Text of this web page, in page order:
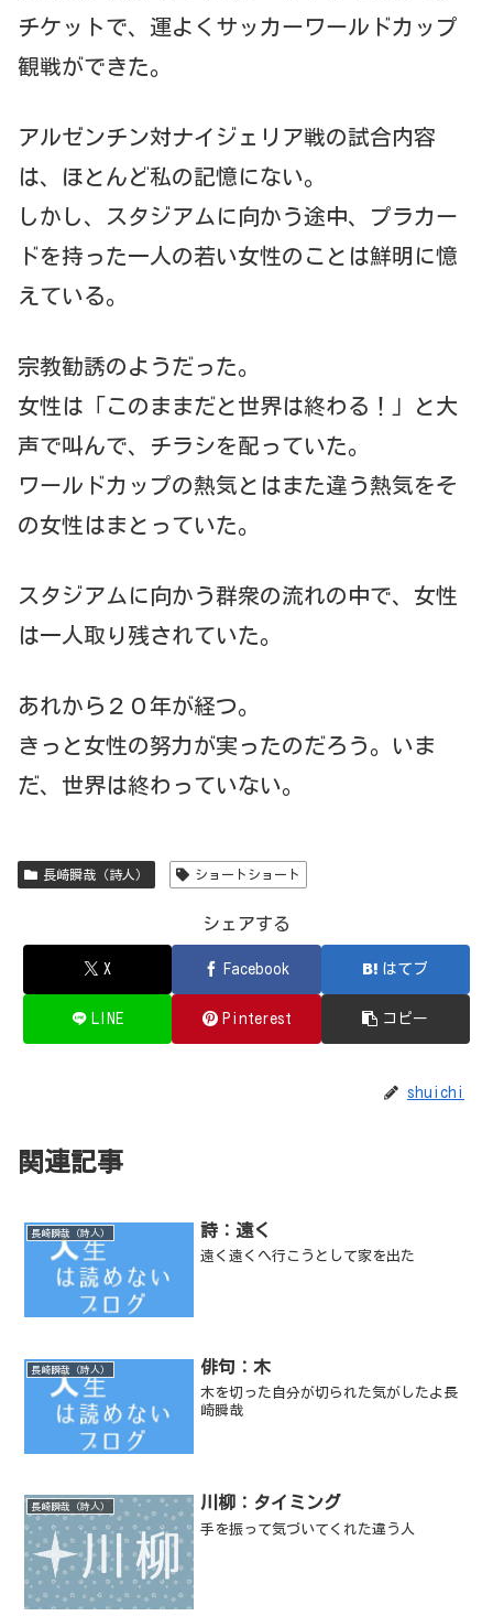
チケットで、運よくサッカーワールドカップ
観戦ができた。
アルゼンチン対ナイジェリア戦の試合内容
は、ほとんど私の記憶にない。
しかし、スタジアムに向かう途中、プラカー
ドを持った一人の若い女性のことは鮮明に憶
えている。
宗教勧誘のようだった。
女性は「このままだと世界は終わる！」と大
声で叫んで、チラシを配っていた。
ワールドカップの熱気とはまた違う熱気をそ
の女性はまとっていた。
スタジアムに向かう群衆の流れの中で、女性
は一人取り残されていた。
あれから２０年が経つ。
きっと女性の努力が実ったのだろう。いま
だ、世界は終わっていない。
長崎瞬哉（詩人） ショートショート
シェアする
X Facebook はてブ
LINE Pinterest コピー
shuichi
関連記事
長崎瞬哉（詩人） 詩：遠く
遠く遠くへ行こうとして家を出た
長崎瞬哉（詩人） 俳句：木
木を切った自分が切られた気がしたよ長
崎瞬哉
長崎瞬哉（詩人） 川柳：タイミング
手を振って気づいてくれた違う人